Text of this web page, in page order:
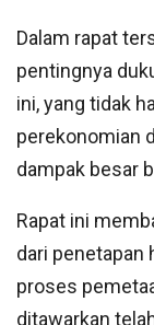
Dalam rapat
pentingnya
ini, yang tidak
perekonomian
dampak besar
Rapat ini
dari penetapan
proses
ditawarkan